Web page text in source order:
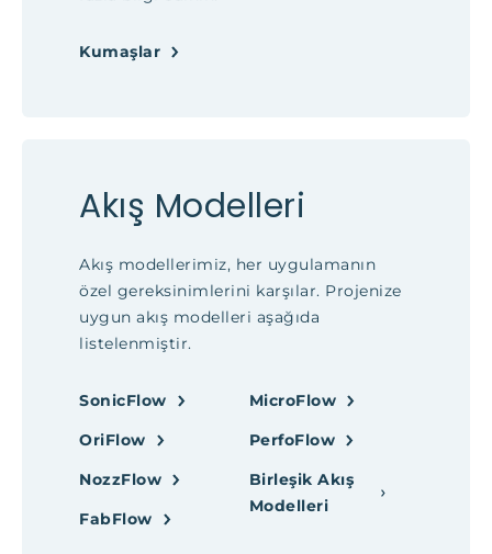
Kumaşlar
Akış Modelleri
Akış modellerimiz, her uygulamanın
özel gereksinimlerini karşılar. Projenize
uygun akış modelleri aşağıda
listelenmiştir.
SonicFlow
OriFlow
NozzFlow
FabFlow
MicroFlow
PerfoFlow
Birleşik Akış
Modelleri